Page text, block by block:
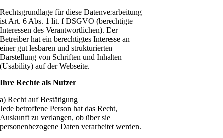
Rechtsgrundlage für diese Datenverarbeitung
ist Art. 6 Abs. 1 lit. f DSGVO (berechtigte
Interessen des Verantwortlichen). Der
Betreiber hat ein berechtigtes Interesse an
einer gut lesbaren und strukturierten
Darstellung von Schriften und Inhalten
(Usability) auf der Webseite.
Ihre Rechte als Nutzer
a) Recht auf Bestätigung
Jede betroffene Person hat das Recht,
Auskunft zu verlangen, ob über sie
personenbezogene Daten verarbeitet werden.